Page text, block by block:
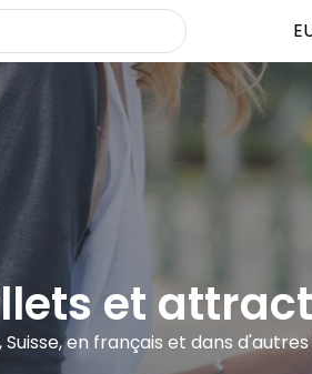
et
Suisse, en français et dans